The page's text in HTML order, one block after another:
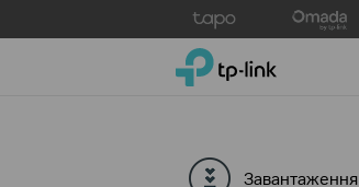
to
TP-Link, Reliably Smart
Завантаження